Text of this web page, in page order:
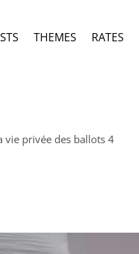
THEMES RATES
vie privée des ballots 4